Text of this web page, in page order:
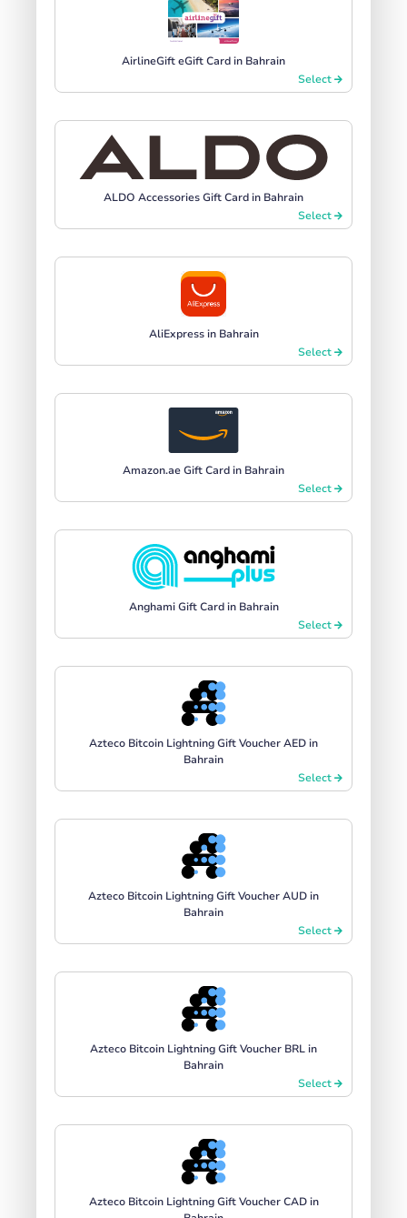
AirlineGift eGift Card in Bahrain
Select
ALDO Accessories Gift Card in Bahrain
Select
AliExpress in Bahrain
Select
Amazon.ae Gift Card in Bahrain
Select
Anghami Gift Card in Bahrain
Select
Azteco Bitcoin Lightning Gift Voucher AED in
Bahrain
Select
Azteco Bitcoin Lightning Gift Voucher AUD in
Bahrain
Select
Azteco Bitcoin Lightning Gift Voucher BRL in
Bahrain
Select
Azteco Bitcoin Lightning Gift Voucher CAD in